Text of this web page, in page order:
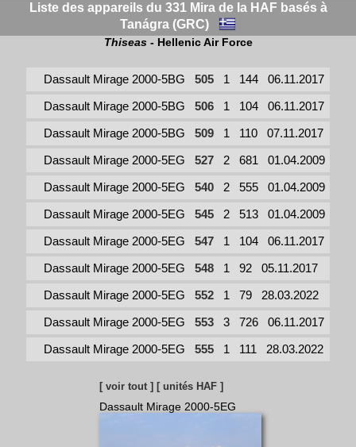
Liste des appareils du 331 Mira de la HAF basés à
Tanágra (GRC)
Thiseas- Hellenic Air Force
Dassault Mirage 2000-5BG 505 1 144
06.11.2017
Dassault Mirage 2000-5BG
506 1 104
06.11.2017
Dassault Mirage 2000-5BG
509 1 110
07.11.2017
Dassault Mirage 2000-5EG
527 2 681
01.04.2009
Dassault Mirage 2000-5EG
540 2 555
01.04.2009
Dassault Mirage 2000-5EG
545 2 513
01.04.2009
Dassault Mirage 2000-5EG
547 1 104
06.11.2017
Dassault Mirage 2000-5EG
548 1 92
05.11.2017
Dassault Mirage 2000-5EG
552 1 79
28.03.2022
Dassault Mirage 2000-5EG
553 3 726
06.11.2017
Dassault Mirage 2000-5EG
555 1 111 28.03.2022
[ voir tout ] [ unités HAF ]
Dassault Mirage 2000-5EG